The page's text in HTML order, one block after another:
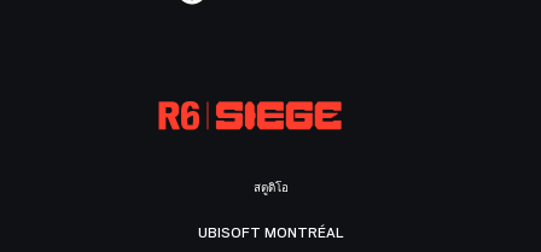
สตูดิโอ
UBISOFT MONTRÉAL